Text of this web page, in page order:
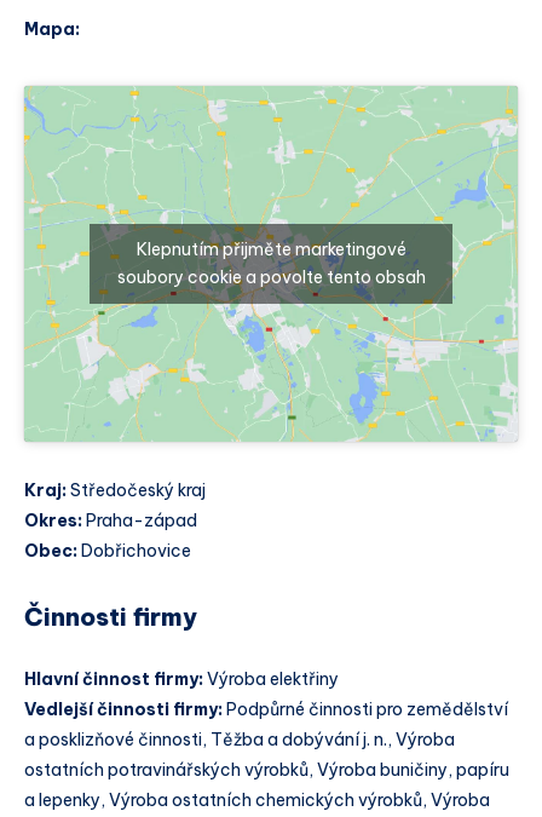
Mapa:
Klepnutím přijměte marketingové
soubory cookie a povolte tento obsah
Kraj:Středočeský kraj
Okres: Praha-západ
Obec: Dobřichovice
Činnosti firmy
Hlavní činnost firmy:Výroba elektřiny
Vedlejší činnosti firmy:Podpůrné činnosti pro zemědělství
a posklizňové činnosti, Těžba a dobývání j. n., Výroba
ostatních potravinářských výrobků, Výroba buničiny, papíru
a lepenky, Výroba ostatních chemických výrobků, Výroba